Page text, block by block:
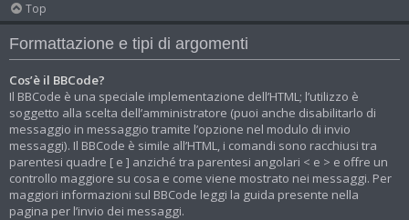
Top
Formattazione e tipi di argomenti
Cos’è il BBCode?
Il BBCode è una speciale implementazione dell’HTML; l’utilizzo è
soggetto alla scelta dell’amministratore (puoi anche disabilitarlo di
messaggio in messaggio tramite l’opzione nel modulo di invio
messaggi). Il BBCode è simile all’HTML, i comandi sono racchiusi tra
parentesi quadre [ e ] anziché tra parentesi angolari < e > e offre un
controllo maggiore su cosa e come viene mostrato nei messaggi. Per
maggiori informazioni sul BBCode leggi la guida presente nella
pagina per l’invio dei messaggi.